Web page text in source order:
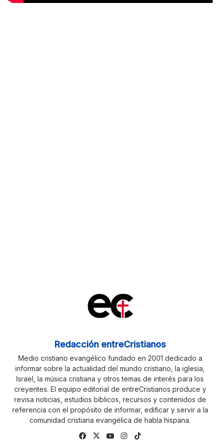
Redacción entreCristianos
Medio cristiano evangélico fundado en 2001 dedicado a
informar sobre la actualidad del mundo cristiano, la iglesia,
Israel, la música cristiana y otros temas de interés para los
creyentes. El equipo editorial de entreCristianos produce y
revisa noticias, estudios bíblicos, recursos y contenidos de
referencia con el propósito de informar, edificar y servir a la
comunidad cristiana evangélica de habla hispana.
Facebook
X YouTubeInstagram